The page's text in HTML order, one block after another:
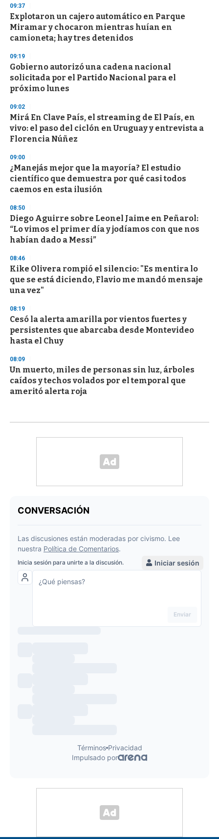
d
s
o
f
3
s
e
c
o
n
d
09:37
Explotaron un cajero automático en Parque
Miramar y chocaron mientras huían en
camioneta; hay tres detenidos
09:19
Gobierno autorizó una cadena nacional
solicitada por el Partido Nacional para el
próximo lunes
09:02
Mirá En Clave País, el streaming de El País, en
vivo: el paso del ciclón en Uruguay y entrevista a
Florencia Núñez
09:00
¿Manejás mejor que la mayoría? El estudio
científico que demuestra por qué casi todos
caemos en esta ilusión
08:50
Diego Aguirre sobre Leonel Jaime en Peñarol:
“Lo vimos el primer día y jodíamos con que nos
habían dado a Messi”
08:46
Kike Olivera rompió el silencio: "Es mentira lo
que se está diciendo, Flavio me mandó mensaje
una vez"
08:19
Cesó la alerta amarilla por vientos fuertes y
persistentes que abarcaba desde Montevideo
hasta el Chuy
08:09
Un muerto, miles de personas sin luz, árboles
caídos y techos volados por el temporal que
ameritó alerta roja